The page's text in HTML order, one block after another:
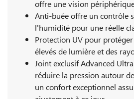
offre une vision
Anti-buée offre un contrôle
l'humidité pour une réelle
Protection UV pour
élevés de lumière et des
Joint exclusif Advanced
réduire la pression autour
un confort exceptionnel